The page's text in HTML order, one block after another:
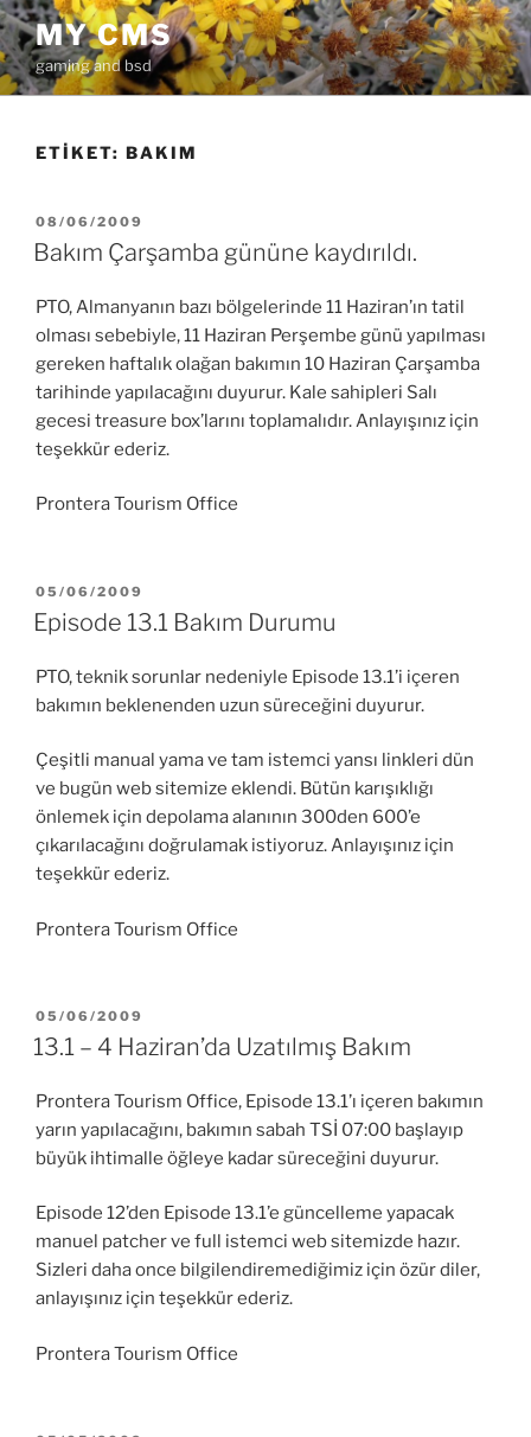
İçeriğe
geç MY CMS
gaming and bsd
ETIKET: BAKIM
YAYIM
TARIHI
08/06/2009
Bakım Çarşamba gününe kaydırıldı.
PTO, Almanyanın bazı bölgelerinde 11 Haziran’ın tatil
olması sebebiyle, 11 Haziran Perşembe günü yapılması
gereken haftalık olağan bakımın 10 Haziran Çarşamba
tarihinde yapılacağını duyurur. Kale sahipleri Salı
gecesi treasure box’larını toplamalıdır. Anlayışınız için
teşekkür ederiz.
Prontera Tourism Office
YAYIM
TARIHI
05/06/2009
Episode 13.1 Bakım Durumu
PTO, teknik sorunlar nedeniyle Episode 13.1’i içeren
bakımın beklenenden uzun süreceğini duyurur.
Çeşitli manual yama ve tam istemci yansı linkleri dün
ve bugün web sitemize eklendi. Bütün karışıklığı
önlemek için depolama alanının 300den 600’e
çıkarılacağını doğrulamak istiyoruz. Anlayışınız için
teşekkür ederiz.
Prontera Tourism Office
YAYIM
TARIHI
05/06/2009
13.1 – 4 Haziran’da Uzatılmış Bakım
Prontera Tourism Office, Episode 13.1’ı içeren bakımın
yarın yapılacağını, bakımın sabah TSİ 07:00 başlayıp
büyük ihtimalle öğleye kadar süreceğini duyurur.
Episode 12’den Episode 13.1’e güncelleme yapacak
manuel patcher ve full istemci web sitemizde hazır.
Sizleri daha once bilgilendiremediğimiz için özür diler,
anlayışınız için teşekkür ederiz.
Prontera Tourism Office